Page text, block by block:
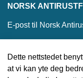
NORSK
E-post til Norsk
© 2026 Norsk
Dette nettstedet
at vi kan yte deg